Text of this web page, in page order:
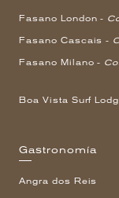
Fasano London -
Fasano Cascais -
Fasano Milano -
Boa Vista Surf
Gastronomía
Angra dos Reis